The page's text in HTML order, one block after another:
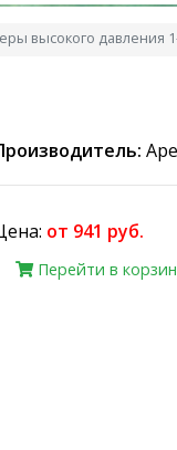
высокого давления
от 941 руб.
Перейти в